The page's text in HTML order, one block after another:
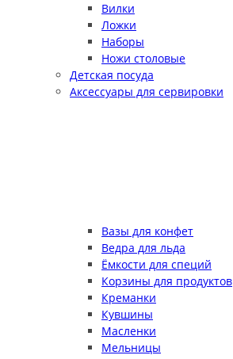
Вилки
Ложки
Наборы
Ножи столовые
Детская посуда
Аксессуары для сервировки
Вазы для конфет
Ведра для льда
Ёмкости для специй
Корзины для продуктов
Креманки
Кувшины
Масленки
Мельницы